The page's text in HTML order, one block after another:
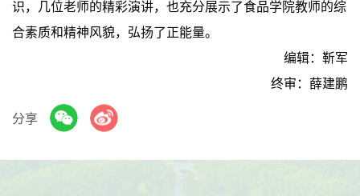
识，几位老师的精彩演讲，也充分展示了食品学院教师的综
合素质和精神风貌，弘扬了正能量。
编辑：靳军
终审：薛建鹏
分享